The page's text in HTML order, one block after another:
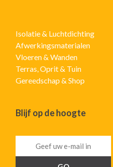
Isolatie & Luchtdichting
Afwerkingsmaterialen
Vloeren & Wanden
Terras, Oprit & Tuin
Gereedschap & Shop
Blijf op de hoogte